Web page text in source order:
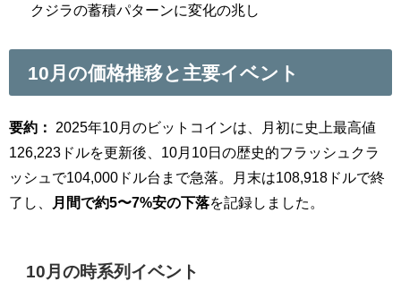
クジラの蓄積パターンに変化の兆し
10月の価格推移と主要イベント
要約：
2025年10月のビットコインは、月初に史上最高値
126,223ドルを更新後、10月10日の歴史的フラッシュクラ
ッシュで104,000ドル台まで急落。月末は108,918ドルで終
了し、
月間で約5〜7%安の下落を記録しました。
10月の時系列イベント